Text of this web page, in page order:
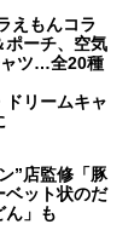
えもんコラ
ーチ、空気
ャツ…全20種
ドリームキャ
”店監修「豚
ット状のだ
ん」も